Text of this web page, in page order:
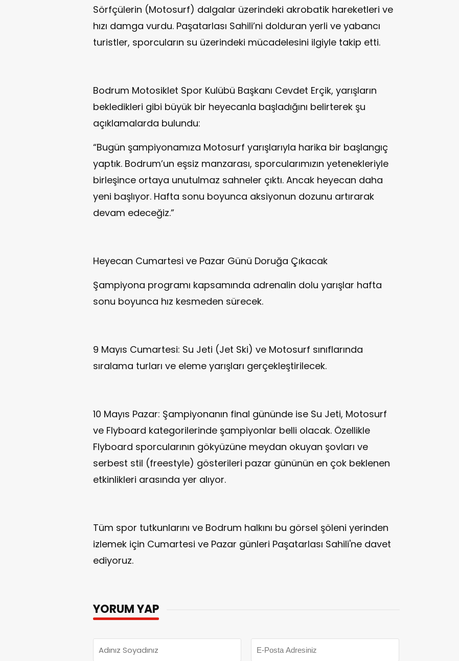
Sörfçülerin (Motosurf) dalgalar üzerindeki akrobatik hareketleri ve
hızı damga vurdu. Paşatarlası Sahili’ni dolduran yerli ve yabancı
turistler, sporcuların su üzerindeki mücadelesini ilgiyle takip etti.
Bodrum Motosiklet Spor Kulübü Başkanı Cevdet Erçik, yarışların
bekledikleri gibi büyük bir heyecanla başladığını belirterek şu
açıklamalarda bulundu:
“Bugün şampiyonamıza Motosurf yarışlarıyla harika bir başlangıç
yaptık. Bodrum’un eşsiz manzarası, sporcularımızın yetenekleriyle
birleşince ortaya unutulmaz sahneler çıktı. Ancak heyecan daha
yeni başlıyor. Hafta sonu boyunca aksiyonun dozunu artırarak
devam edeceğiz.”
Heyecan Cumartesi ve Pazar Günü Doruğa Çıkacak
Şampiyona programı kapsamında adrenalin dolu yarışlar hafta
sonu boyunca hız kesmeden sürecek.
9 Mayıs Cumartesi: Su Jeti (Jet Ski) ve Motosurf sınıflarında
sıralama turları ve eleme yarışları gerçekleştirilecek.
10 Mayıs Pazar: Şampiyonanın final gününde ise Su Jeti, Motosurf
ve Flyboard kategorilerinde şampiyonlar belli olacak. Özellikle
Flyboard sporcularının gökyüzüne meydan okuyan şovları ve
serbest stil (freestyle) gösterileri pazar gününün en çok beklenen
etkinlikleri arasında yer alıyor.
Tüm spor tutkunlarını ve Bodrum halkını bu görsel şöleni yerinden
izlemek için Cumartesi ve Pazar günleri Paşatarlası Sahili'ne davet
ediyoruz.
YORUM YAP